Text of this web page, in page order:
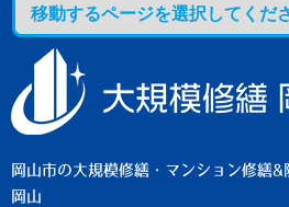
岡山市の大規模修繕・マンション修繕
岡山